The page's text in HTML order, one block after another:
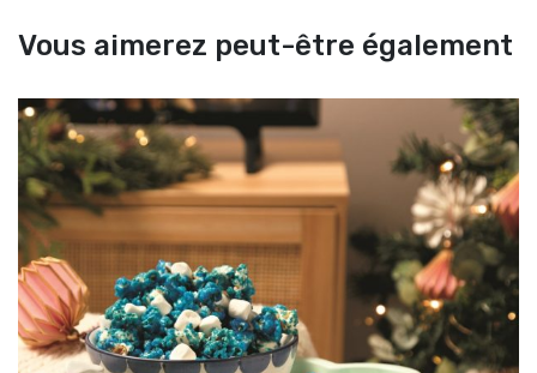
Vous aimerez peut-être également